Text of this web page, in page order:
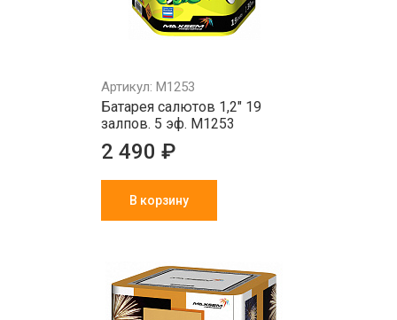
Артикул: M1253
Батарея салютов 1,2" 19
залпов. 5 эф. M1253
2 490 ₽
В корзину